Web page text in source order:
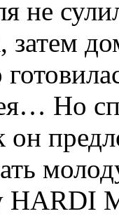
не
затем
Но
он